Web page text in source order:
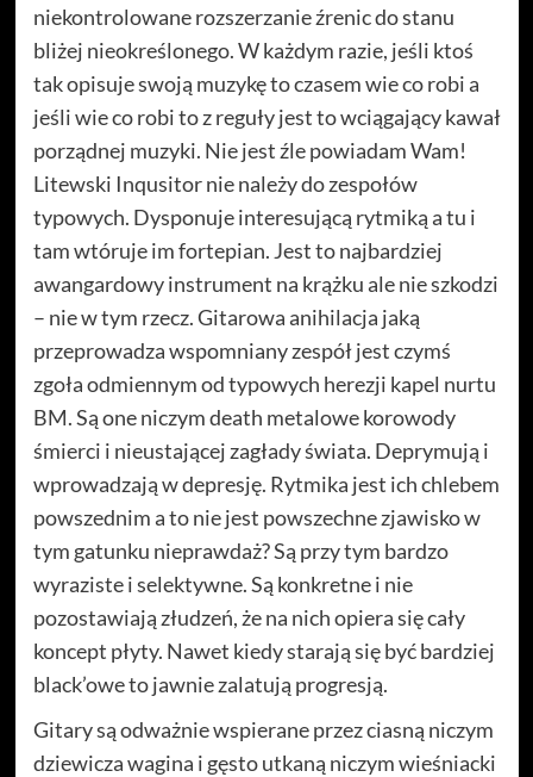
niekontrolowane rozszerzanie źrenic do stanu
bliżej nieokreślonego. W każdym razie, jeśli ktoś
tak opisuje swoją muzykę to czasem wie co robi a
jeśli wie co robi to z reguły jest to wciągający kawał
porządnej muzyki. Nie jest źle powiadam Wam!
Litewski Inqusitor nie należy do zespołów
typowych. Dysponuje interesującą rytmiką a tu i
tam wtóruje im fortepian. Jest to najbardziej
awangardowy instrument na krążku ale nie szkodzi
– nie w tym rzecz. Gitarowa anihilacja jaką
przeprowadza wspomniany zespół jest czymś
zgoła odmiennym od typowych herezji kapel nurtu
BM. Są one niczym death metalowe korowody
śmierci i nieustającej zagłady świata. Deprymują i
wprowadzają w depresję. Rytmika jest ich chlebem
powszednim a to nie jest powszechne zjawisko w
tym gatunku nieprawdaż? Są przy tym bardzo
wyraziste i selektywne. Są konkretne i nie
pozostawiają złudzeń, że na nich opiera się cały
koncept płyty. Nawet kiedy starają się być bardziej
black’owe to jawnie zalatują progresją.
Gitary są odważnie wspierane przez ciasną niczym
dziewicza wagina i gęsto utkaną niczym wieśniacki